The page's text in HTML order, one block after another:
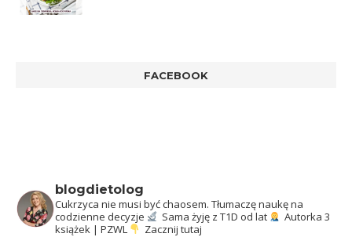
FACEBOOK
blogdietolog
Cukrzyca nie musi być chaosem. Tłumaczę naukę na
codzienne decyzje
Sama żyję z T1D od lat
Autorka 3
książek | PZWL
Zacznij tutaj